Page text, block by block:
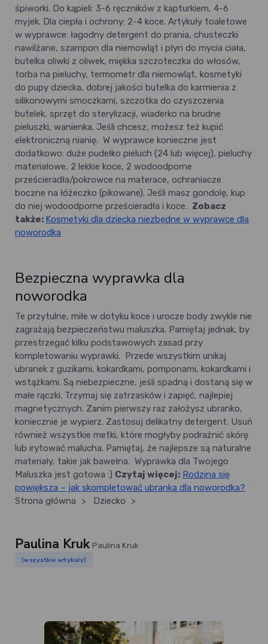
śpiworki. Do kąpieli: 3-6 ręczników z kapturkiem, 4-6
myjek. Dla ciepła i ochrony: 2-4 koce. Artykuły toaletowe
w wyprawce: łagodny detergent do prania, chusteczki
nawilżane, szampon dla niemowląt i płyn do mycia ciała,
butelka oliwki z oliwek, miękka szczoteczka do włosów,
torba na pieluchy, termometr dla niemowląt, kosmetyki
do pupy dziecka, dobrej jakości butelka do karmienia z
silikonowymi smoczkami, szczotka do czyszczenia
butelek, sprzęt do sterylizacji, wiaderko na brudne
pieluszki, wanienka. Jeśli chcesz, możesz też kupić
elektroniczną nianię. W wyprawce konieczne jest
dodatkowo: duże pudełko pieluch (24 lub więcej), pieluchy
materiałowe, 2 lekkie koce, 2 wodoodporne
prześcieradła/pokrowce na materace, ochraniacze
boczne na łóżeczko (pikowane). Jeśli masz gondolę, kup
do niej wodoodporne prześcieradła i koce. Zobacz
także: Kosmetyki dla dziecka niezbędne w wyprawce dla
noworodka
Bezpieczna wyprawka dla
noworodka
Te przytulne, miłe w dotyku koce i urocze body zwykle nie
zagrażają bezpieczeństwu maluszka. Pamiętaj jednak, by
przestrzegać kilku podstawowych zasad przy
kompletowaniu wyprawki.
Przede wszystkim unikaj
ubranek z guzikami, kokardkami, pomponami, kokardkami i
wstążkami. Są niebezpieczne, jeśli spadną i dostaną się w
małe rączki. Trzymaj się zatrzasków i zapięć, najlepiej
magnetycznych. Zanim pierwszy raz założysz ubranko,
koniecznie je wypierz. Zastosuj delikatny detergent. Usuń
również wszystkie metki, które mogłyby podrażnić skórę
lub irytować malucha. Pamiętaj, że najlepsze są naturalne
materiały, takie jak bawełna. Wyprawka dla Twojego
Maluszka jest gotowa :) Czytaj więcej: Rodzina się
powiększa – jak skompletować ubranka dla noworodka?
Strona główna
> Dziecko >
Paulina Kruk Paulina Kruk
(wszystkie artykuły)